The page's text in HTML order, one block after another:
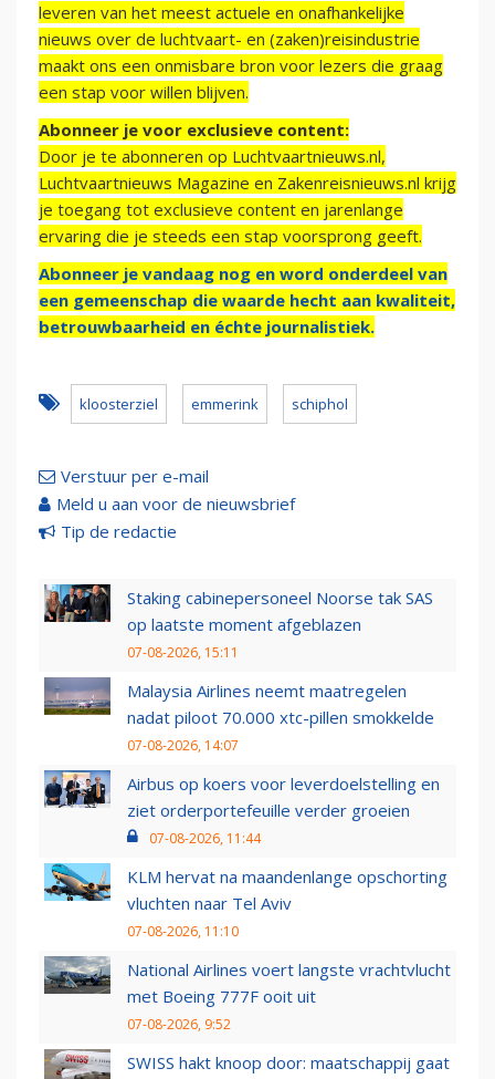
leveren van het meest actuele en onafhankelijke
nieuws over de luchtvaart- en (zaken)reisindustrie
maakt ons een onmisbare bron voor lezers die graag
een stap voor willen blijven.
Abonneer je voor exclusieve content:
Door je te abonneren op Luchtvaartnieuws.nl,
Luchtvaartnieuws Magazine en Zakenreisnieuws.nl krijg
je toegang tot exclusieve content en jarenlange
ervaring die je steeds een stap voorsprong geeft.
Abonneer je vandaag nog en word onderdeel van
een gemeenschap die waarde hecht aan kwaliteit,
betrouwbaarheid en échte journalistiek.
kloosterziel emmerink schiphol
Verstuur per e-mail
Meld u aan voor de nieuwsbrief
Tip de redactie
Staking cabinepersoneel Noorse tak SAS
op laatste moment afgeblazen
07-08-2026, 15:11
Malaysia Airlines neemt maatregelen
nadat piloot 70.000 xtc-pillen smokkelde
07-08-2026, 14:07
Airbus op koers voor leverdoelstelling en
ziet orderportefeuille verder groeien
07-08-2026, 11:44
KLM hervat na maandenlange opschorting
vluchten naar Tel Aviv
07-08-2026, 11:10
National Airlines voert langste vrachtvlucht
met Boeing 777F ooit uit
07-08-2026, 9:52
SWISS hakt knoop door: maatschappij gaat